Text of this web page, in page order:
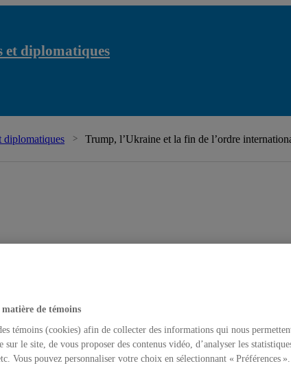
et diplomatiques
diplomatiques Trump, l’Ukraine et la fin de l’ordre
matière de témoins
témoins (cookies) afin de collecter des informations qui nous
sur le site, de vous proposer des contenus vidéo, d’analyser les
Vous pouvez personnaliser votre choix en sélectionnant « Préférences ».